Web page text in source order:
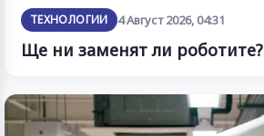
ТЕХНОЛОГИИ 4 Август 2026, 04:31
Ще ни заменят ли роботите?